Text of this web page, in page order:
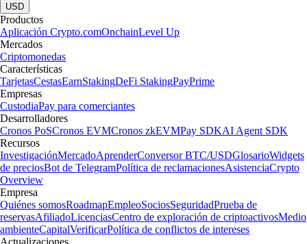
USD
Productos
Aplicación Crypto.comOnchainLevel Up
Mercados
Criptomonedas
Características
TarjetasCestasEarnStakingDeFi StakingPayPrime
Empresas
CustodiaPay para comerciantes
Desarrolladores
Cronos PoSCronos EVMCronos zkEVMPay SDKAI Agent SDK
Recursos
InvestigaciónMercadoAprenderConversor BTC/USDGlosarioWidgets
de preciosBot de TelegramPolítica de reclamacionesAsistenciaCrypto
Overview
Empresa
Quiénes somosRoadmapEmpleoSociosSeguridadPrueba de
reservasAfiliadoLicenciasCentro de exploración de criptoactivosMedio
ambienteCapitalVerificarPolítica de conflictos de intereses
Actualizaciones